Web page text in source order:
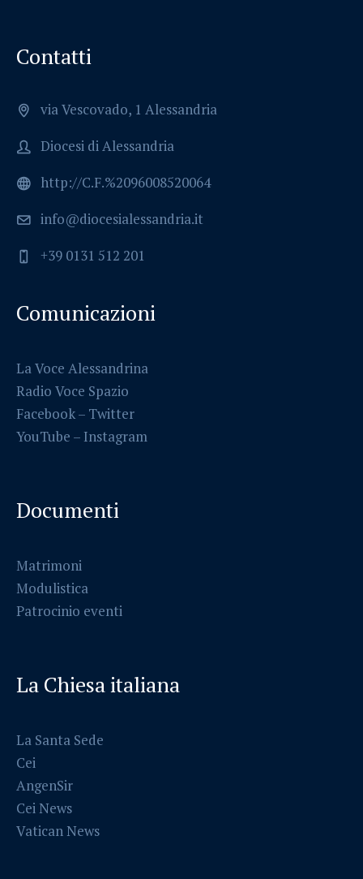
Contatti
via Vescovado, 1 Alessandria
Diocesi di Alessandria
http://C.F.%2096008520064
info@diocesialessandria.it
+39 0131 512 201
Comunicazioni
La Voce Alessandrina
Radio Voce Spazio
Facebook– Twitter
YouTube – Instagram
Documenti
Matrimoni
Modulistica
Patrocinio eventi
La Chiesa italiana
La Santa Sede
Cei
AngenSir
Cei News
Vatican News